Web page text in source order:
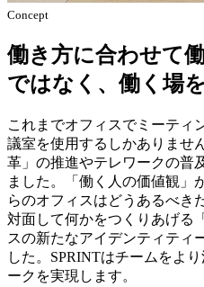
Concept
働き方に合わせて
ではなく、働く場
これまでオフィスでミーティ
議室を使用するしかありませ
革」の推進やテレワークの普
ました。「働く人の価値観」
らのオフィスはどうあるべき
対面して何かをつくりあげる
スの新たなアイデンティティ
した。SPRINTはチームをよ
ークを実現します。